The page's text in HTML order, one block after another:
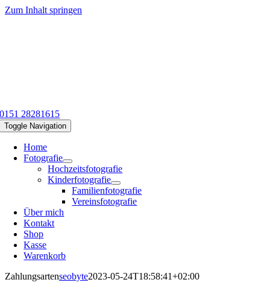
Zum Inhalt springen
0151 28281615
Toggle Navigation
Home
Fotografie
Hochzeitsfotografie
Kinderfotografie
Familienfotografie
Vereinsfotografie
Über mich
Kontakt
Shop
Kasse
Warenkorb
Zahlungsartenseobyte2023-05-24T18:58:41+02:00